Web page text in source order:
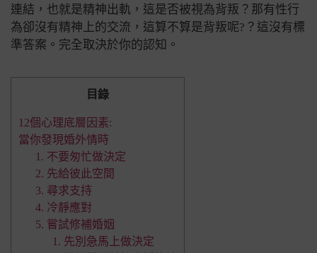
連結，也就是精神出軌，這是否被視為背叛？那有性行
為卻沒有精神上的交流，這算不算是背叛呢?？這沒有標
準答案。完全取決於你的認知。
目錄
12個心理底層因素:
當你發現婚外情時
1. 不要匆忙做決定
2. 先給彼此空間
3. 尋求支持
4. 冷靜應對
5. 嘗試修補婚姻
1. 先別急馬上做決定